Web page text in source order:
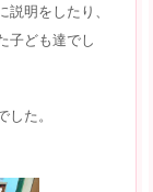
明をしたり、
子ども達でし
た。